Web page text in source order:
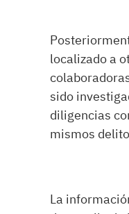
localizado a
sido
diligencias
mismos
La